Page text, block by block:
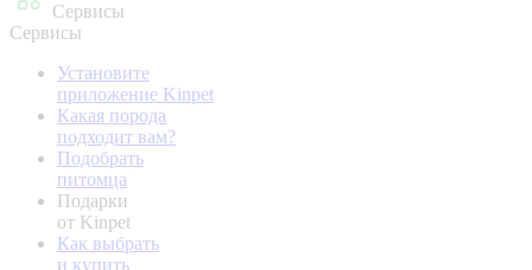
Сервисы
Сервисы
Установите
приложение Kinpet
Какая порода
подходит вам?
Подобрать
питомца
Подарки
от Kinpet
Как выбрать
и купить